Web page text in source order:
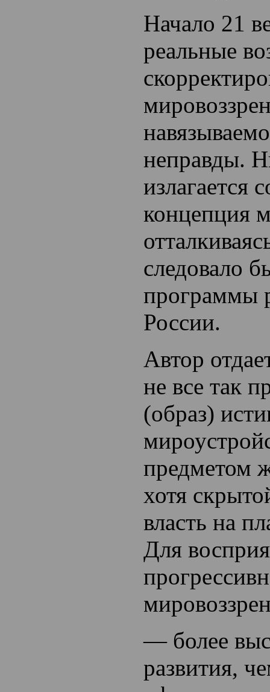
Начало 21
реальные
неправды.
излагается
концепция
следовало
программы
России.
Автор
не все так
(образ)
предметом
хотя
власть на
Для
— более
развития,